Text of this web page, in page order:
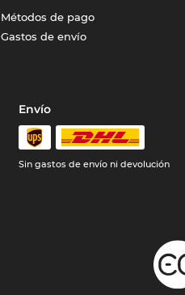
Métodos de pago
Gastos de envío
Envío
Sin gastos de envío ni devolución